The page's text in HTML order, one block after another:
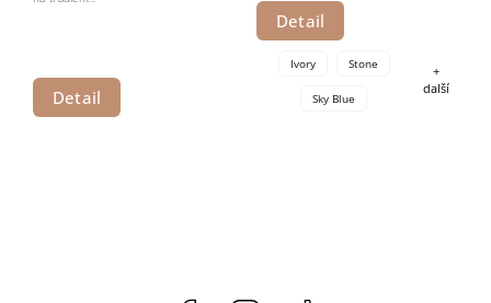
Detail
Detail
Ivory Stone
Sky Blue
+
další